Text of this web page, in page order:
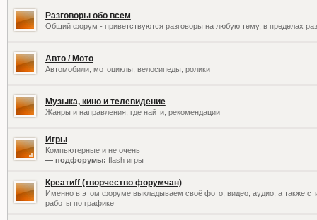
Разговоры обо всем
Общий форум - приветствуются разговоры на любую тему, в пределах
Авто / Мото
Автомобили, мотоциклы, велосипеды, ролики
Музыка, кино и телевидение
Жанры и направления, где найти, рекомендации
Игры
Компьютерные и не очень
— подфорумы: flash игры
Креатиff (творчество форумчан)
Именно в этом форуме выкладываем своё фото, видео, аудио, а также
работы по графике